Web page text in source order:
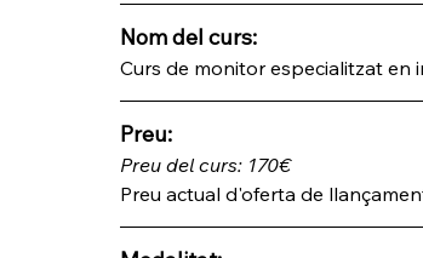
Nom del curs:
Curs de monitor especialitzat en
Preu:
Preu del curs: 170€
Preu actual d'oferta de